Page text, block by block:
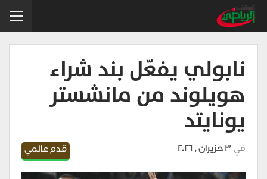
نابولي يفعّل بند شراء
هويلوند من مانشستر
يونايتد
قدم عالمي في 3 حزيران , 2026